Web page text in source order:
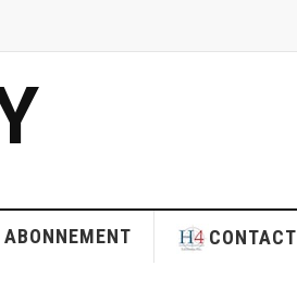
ABONNEMENT CONTACT